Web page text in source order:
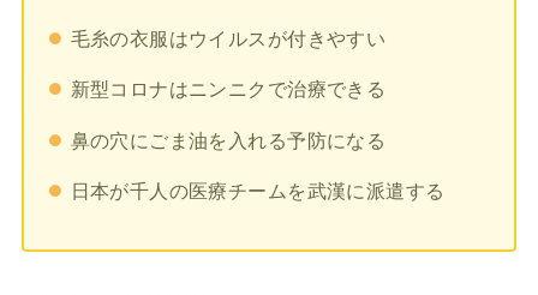
毛糸の衣服はウイルスが付きやすい
新型コロナはニンニクで治療できる
鼻の穴にごま油を入れる予防になる
日本が千人の医療チームを武漢に派遣する